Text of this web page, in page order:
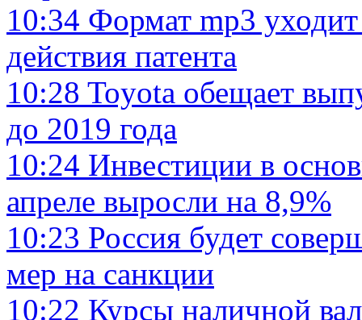
10:34 Формат mp3
действия патента
10:28 Toyota обещает
до 2019 года
10:24 Инвестиции в
апреле выросли на 8,9%
10:23 Россия будет
мер на санкции
10:22 Курсы наличной